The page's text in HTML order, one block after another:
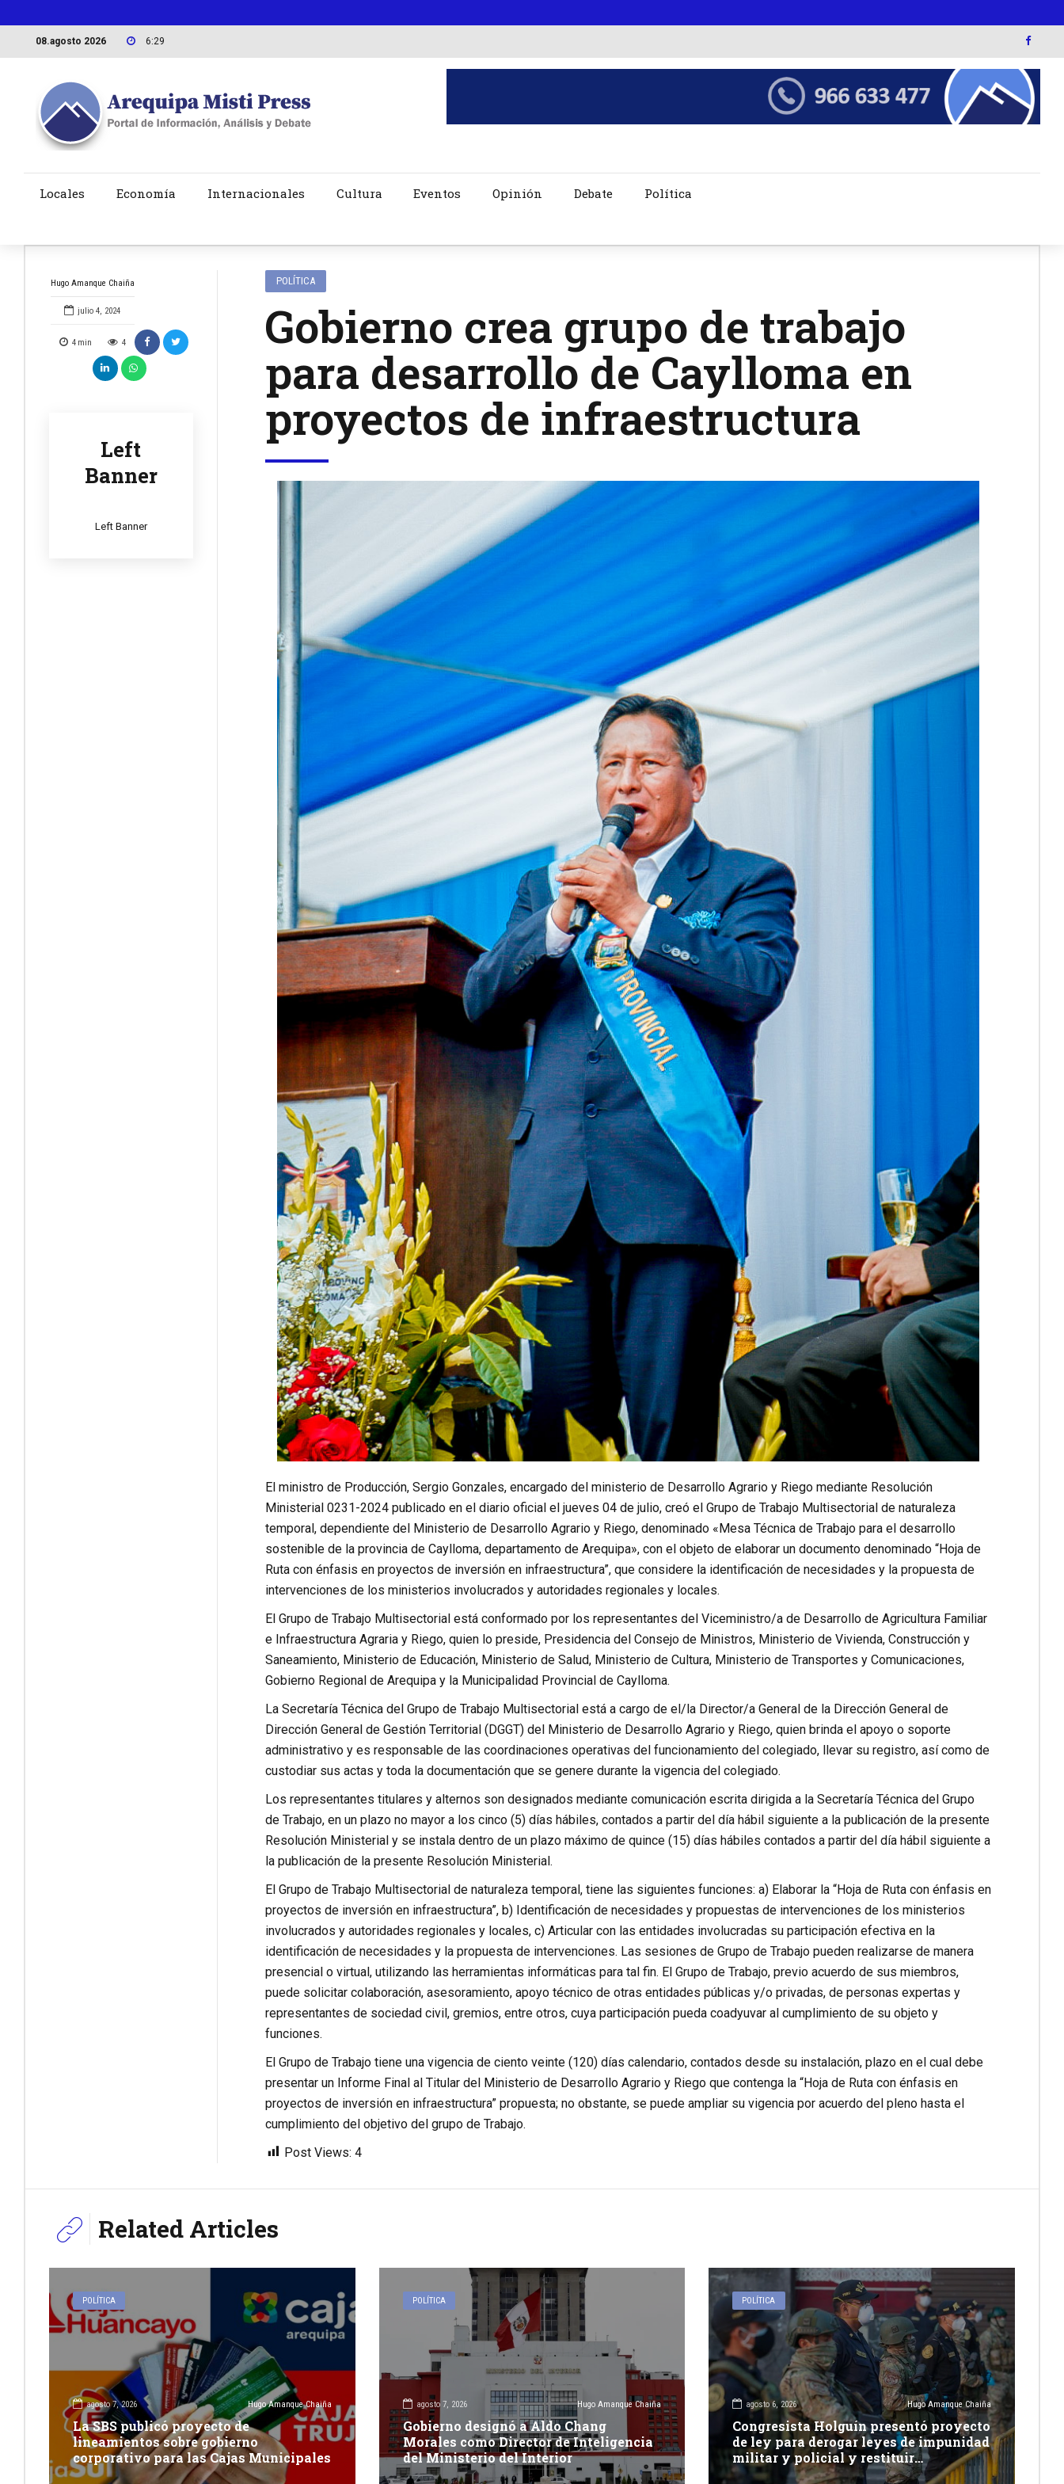
08.agosto 2026 6:29
Locales Economía Internacionales Cultura Eventos Opinión Debate Política
Hugo Amanque Chaiña
julio 4, 2024
4 min 4
Left
Banner
Left Banner
POLÍTICA
Gobierno crea grupo de trabajo
para desarrollo de Caylloma en
proyectos de infraestructura
El ministro de Producción, Sergio Gonzales, encargado del ministerio de Desarrollo Agrario y Riego mediante Resolución
Ministerial 0231-2024 publicado en el diario oficial el jueves 04 de julio, creó el Grupo de Trabajo Multisectorial de naturaleza
temporal, dependiente del Ministerio de Desarrollo Agrario y Riego, denominado «Mesa Técnica de Trabajo para el desarrollo
sostenible de la provincia de Caylloma, departamento de Arequipa», con el objeto de elaborar un documento denominado “Hoja de
Ruta con énfasis en proyectos de inversión en infraestructura”, que considere la identificación de necesidades y la propuesta de
intervenciones de los ministerios involucrados y autoridades regionales y locales.
El Grupo de Trabajo Multisectorial está conformado por los representantes del Viceministro/a de Desarrollo de Agricultura Familiar
e Infraestructura Agraria y Riego, quien lo preside, Presidencia del Consejo de Ministros, Ministerio de Vivienda, Construcción y
Saneamiento, Ministerio de Educación, Ministerio de Salud, Ministerio de Cultura, Ministerio de Transportes y Comunicaciones,
Gobierno Regional de Arequipa y la Municipalidad Provincial de Caylloma.
La Secretaría Técnica del Grupo de Trabajo Multisectorial está a cargo de el/la Director/a General de la Dirección General de
Dirección General de Gestión Territorial (DGGT) del Ministerio de Desarrollo Agrario y Riego, quien brinda el apoyo o soporte
administrativo y es responsable de las coordinaciones operativas del funcionamiento del colegiado, llevar su registro, así como de
custodiar sus actas y toda la documentación que se genere durante la vigencia del colegiado.
Los representantes titulares y alternos son designados mediante comunicación escrita dirigida a la Secretaría Técnica del Grupo
de Trabajo, en un plazo no mayor a los cinco (5) días hábiles, contados a partir del día hábil siguiente a la publicación de la presente
Resolución Ministerial y se instala dentro de un plazo máximo de quince (15) días hábiles contados a partir del día hábil siguiente a
la publicación de la presente Resolución Ministerial.
El Grupo de Trabajo Multisectorial de naturaleza temporal, tiene las siguientes funciones: a) Elaborar la “Hoja de Ruta con énfasis en
proyectos de inversión en infraestructura”, b) Identificación de necesidades y propuestas de intervenciones de los ministerios
involucrados y autoridades regionales y locales, c) Articular con las entidades involucradas su participación efectiva en la
identificación de necesidades y la propuesta de intervenciones. Las sesiones de Grupo de Trabajo pueden realizarse de manera
presencial o virtual, utilizando las herramientas informáticas para tal fin. El Grupo de Trabajo, previo acuerdo de sus miembros,
puede solicitar colaboración, asesoramiento, apoyo técnico de otras entidades públicas y/o privadas, de personas expertas y
representantes de sociedad civil, gremios, entre otros, cuya participación pueda coadyuvar al cumplimiento de su objeto y
funciones.
El Grupo de Trabajo tiene una vigencia de ciento veinte (120) días calendario, contados desde su instalación, plazo en el cual debe
presentar un Informe Final al Titular del Ministerio de Desarrollo Agrario y Riego que contenga la “Hoja de Ruta con énfasis en
proyectos de inversión en infraestructura” propuesta; no obstante, se puede ampliar su vigencia por acuerdo del pleno hasta el
cumplimiento del objetivo del grupo de Trabajo.
Post Views: 4
Related Articles
POLÍTICA
agosto 7, 2026 Hugo Amanque Chaiña
La SBS publicó proyecto de
lineamientos sobre gobierno
corporativo para las Cajas Municipales
POLÍTICA
agosto 7, 2026 Hugo Amanque Chaiña
Gobierno designó a Aldo Chang
Morales como Director de Inteligencia
del Ministerio del Interior
POLÍTICA
agosto 6, 2026 Hugo Amanque Chaiña
Congresista Holguín presentó proyecto
de ley para derogar leyes de impunidad
militar y policial y restituir
competencia de justicia ordinaria